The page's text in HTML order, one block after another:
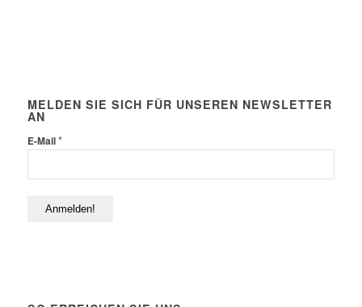
MELDEN SIE SICH FÜR UNSEREN NEWSLETTER
AN
E-Mail*